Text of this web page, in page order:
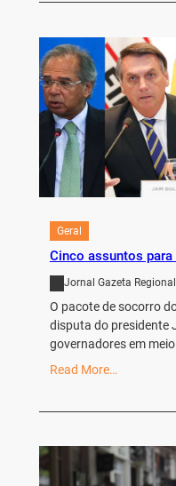
Geral
Cinco assuntos
Jornal Gazeta Regional
O pacote de socorro
disputa do presidente
governadores em
Read More…